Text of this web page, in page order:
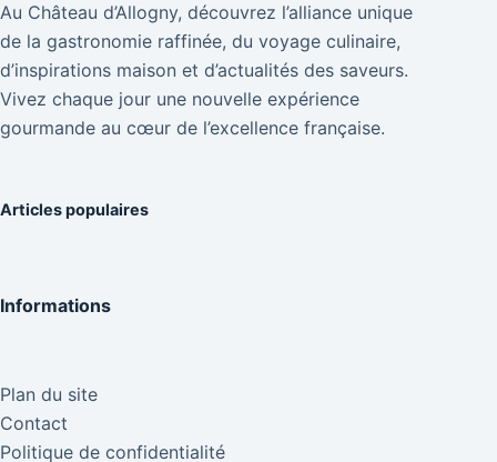
Au Château d’Allogny, découvrez l’alliance unique
de la gastronomie raffinée, du voyage culinaire,
d’inspirations maison et d’actualités des saveurs.
Vivez chaque jour une nouvelle expérience
gourmande au cœur de l’excellence française.
Articles populaires
Informations
Plan du site
Contact
Politique de confidentialité